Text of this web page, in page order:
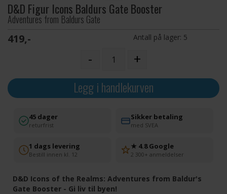
D&D Figur Icons Baldurs Gate Booster
Adventures from Baldurs Gate
419,- Antall på lager: 5
- +
Legg i handlekurven
45 dager
returfrist
Sikker betaling
med SVEA
1 dags levering
Bestill innen kl. 12
★ 4.8 Google
2 300+ anmeldelser
D&D Icons of the Realms: Adventures from Baldur's
Gate Booster - Gi liv til byen!